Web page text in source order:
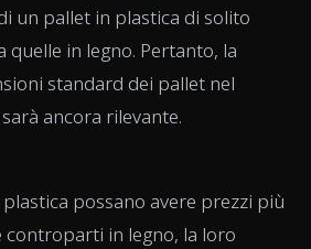
un pallet in plastica di solito
quelle in legno. Pertanto, la
standard dei pallet nel
ancora rilevante.
possano avere prezzi più
controparti in legno, la loro